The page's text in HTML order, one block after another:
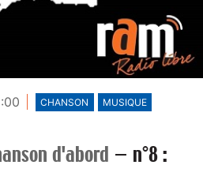
CHANSON MUSIQUE
d'abord — n°8 :